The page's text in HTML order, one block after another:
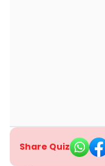
Share Quiz